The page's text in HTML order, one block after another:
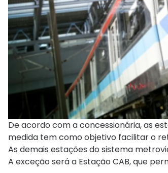
De acordo com a concessionária, as
medida tem como objetivo facilitar o
As demais estações do sistema
A exceção será a Estação CAB, que